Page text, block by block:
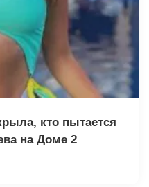
кто пытается
на Доме 2